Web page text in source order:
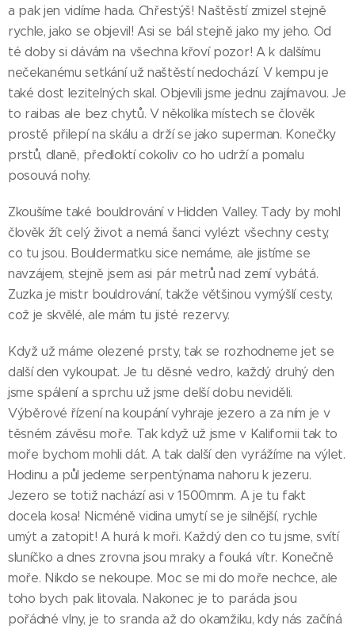
a pak jen vidíme hada. Chřestýš! Naštěstí zmizel stejně
rychle, jako se objevil! Asi se bál stejně jako my jeho. Od
té doby si dávám na všechna křoví pozor! A k dalšímu
nečekanému setkání už naštěstí nedochází. V kempu je
také dost lezitelných skal. Objevili jsme jednu zajímavou. Je
to raibas ale bez chytů. V několika místech se člověk
prostě přilepí na skálu a drží se jako superman. Konečky
prstů, dlaně, předloktí cokoliv co ho udrží a pomalu
posouvá nohy.
Zkoušíme také bouldrování v Hidden Valley. Tady by mohl
člověk žít celý život a nemá šanci vylézt všechny cesty,
co tu jsou. Bouldermatku sice nemáme, ale jistíme se
navzájem, stejně jsem asi pár metrů nad zemí vybátá.
Zuzka je mistr bouldrování, takže většinou vymýšlí cesty,
což je skvělé, ale mám tu jisté rezervy.
Když už máme olezené prsty, tak se rozhodneme jet se
další den vykoupat. Je tu děsné vedro, každý druhý den
jsme spálení a sprchu už jsme delší dobu neviděli.
Výběrové řízení na koupání vyhraje jezero a za ním je v
těsném závěsu moře. Tak když už jsme v Kalifornii tak to
moře bychom mohli dát. A tak další den vyrážíme na výlet.
Hodinu a půl jedeme serpentýnama nahoru k jezeru.
Jezero se totiž nachází asi v 1500mnm. A je tu fakt
docela kosa! Nicméně vidina umytí se je silnější, rychle
umýt a zatopit! A hurá k moři. Každý den co tu jsme, svítí
sluníčko a dnes zrovna jsou mraky a fouká vítr. Konečně
moře. Nikdo se nekoupe. Moc se mi do moře nechce, ale
toho bych pak litovala. Nakonec je to paráda jsou
pořádné vlny, je to sranda až do okamžiku, kdy nás začíná